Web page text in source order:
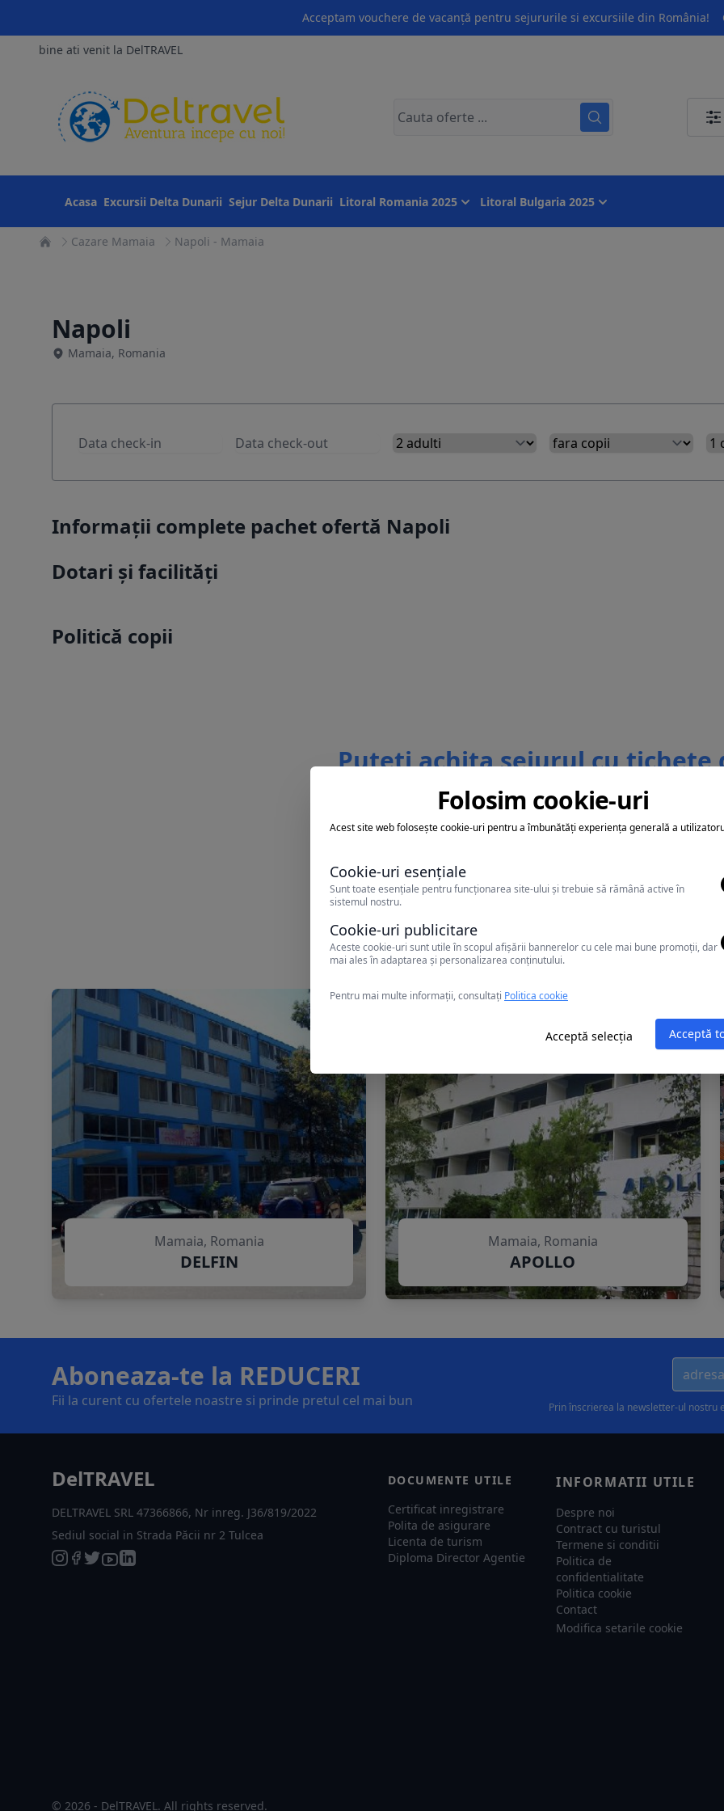
Acceptam vouchere de vacanță pentru sejururile si excursiile din România!
bine ati venit la DelTRAVEL
Acasa Excursii Delta Dunarii Sejur Delta Dunarii Litoral Romania 2025 Litoral Bulgaria 2025
Cazare Mamaia Napoli - Mamaia
Napoli
Mamaia, Romania
Informații complete pachet ofertă Napoli
Dotari și facilități
Politică copii
Puteti achita sejurul cu tichete
vacanta
Alte oferte în Mamaia
Mamaia, Romania
DELFIN
Mamaia, Romania
APOLLO
Aboneaza-te la REDUCERI
Fii la curent cu ofertele noastre si prinde pretul cel mai bun Prin înscrierea la newsletter-ul nostru
DelTRAVEL
DELTRAVEL SRL 47366866, Nr inreg. J36/819/2022
Sediul social in Strada Păcii nr 2 Tulcea
DOCUMENTE UTILE
Certificat inregistrare
Polita de asigurare
Licenta de turism
Diploma Director Agentie
INFORMATII UTILE
Despre noi
Contract cu turistul
Termene si conditii
Politica de
confidentialitate
Politica cookie
Contact
Modifica setarile cookie
© 2026 - DelTRAVEL. All rights reserved.
Folosim cookie-uri
Acest site web folosește cookie-uri pentru a îmbunătăți experiența generală a
Cookie-uri esențiale
Sunt toate esențiale pentru funcționarea site-ului și trebuie să rămână active în
sistemul nostru.
Cookie-uri publicitare
Aceste cookie-uri sunt utile în scopul afișării bannerelor cu cele mai bune promoții, dar
mai ales în adaptarea și personalizarea conținutului.
Pentru mai multe informații, consultați Politica cookie
Acceptă selecția Acceptă